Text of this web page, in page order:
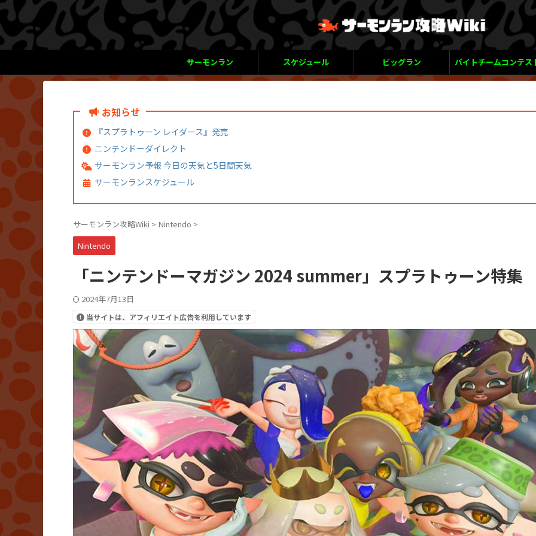
サーモンラン スケジュール ビッグラン バイトチームコンテス
お知らせ
『スプラトゥーン レイダース』発売
ニンテンドーダイレクト
サーモンラン予報 今日の天気と5日間天気
サーモンランスケジュール
サーモンラン攻略Wiki > Nintendo >
Nintendo
「ニンテンドーマガジン 2024 summer」スプラトゥーン特集
2024年7月13日
当サイトは、アフィリエイト広告を利用しています